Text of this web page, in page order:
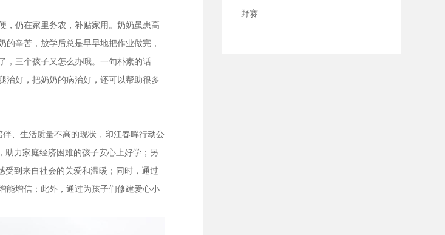
，仍在家里务农，补贴家用。奶奶虽患高
辛苦，放学后总是早早地把作业做完，
，三个孩子又怎么办哦。一句朴素的话
治好，把奶奶的病治好，还可以帮助很多
、生活质量不高的现状，印江春晖行动公
助力家庭经济困难的孩子安心上好学；另
受到来自社会的关爱和温暖；同时，通过
能增信；此外，通过为孩子们修建爱心小
野赛